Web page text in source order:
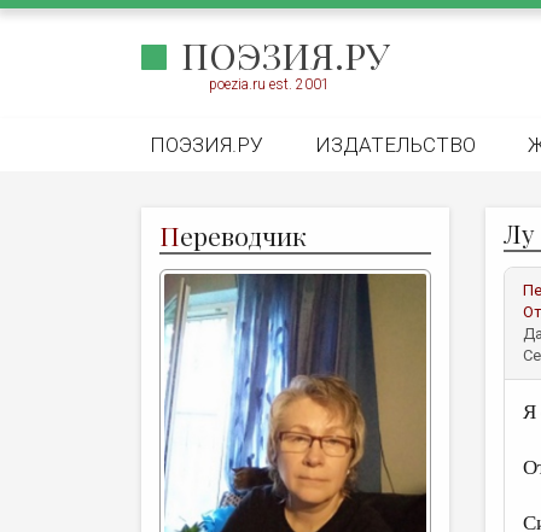
ПОЭЗИЯ.РУ
poezia.ru est. 2001
ПОЭЗИЯ.РУ ИЗДАТЕЛЬСТВО
Переводчик Лу
Я